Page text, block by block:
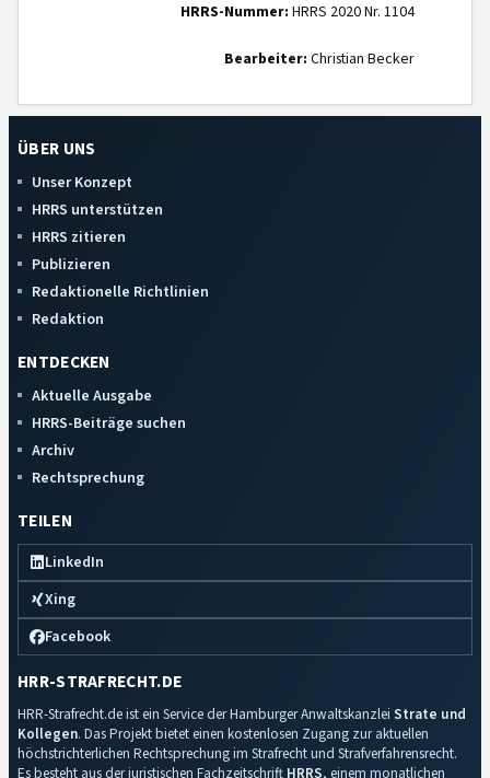
HRRS-Nummer: HRRS 2020 Nr. 1104
Bearbeiter: Christian Becker
ÜBER UNS
Unser Konzept
HRRS unterstützen
HRRS zitieren
Publizieren
Redaktionelle Richtlinien
Redaktion
ENTDECKEN
Aktuelle Ausgabe
HRRS-Beiträge suchen
Archiv
Rechtsprechung
TEILEN
LinkedIn
Xing
Facebook
HRR-STRAFRECHT.DE
HRR-Strafrecht.de ist ein Service der Hamburger Anwaltskanzlei Strate und
Kollegen. Das Projekt bietet einen kostenlosen Zugang zur aktuellen
höchstrichterlichen Rechtsprechung im Strafrecht und Strafverfahrensrecht.
Es besteht aus der juristischen Fachzeitschrift HRRS, einem monatlichen